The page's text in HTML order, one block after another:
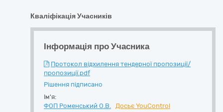
Кваліфікація Учасників
Інформація про Учасника
Протокол відхилення тендерної пропозиції/
пропозиції.pdf
Рішення підписано
Ім'я:
ФОП Роменський О.В. Досьє YouControl